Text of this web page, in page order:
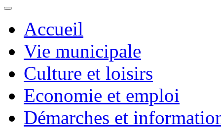
Accueil
Vie municipale
Culture et loisirs
Economie et emploi
Démarches et